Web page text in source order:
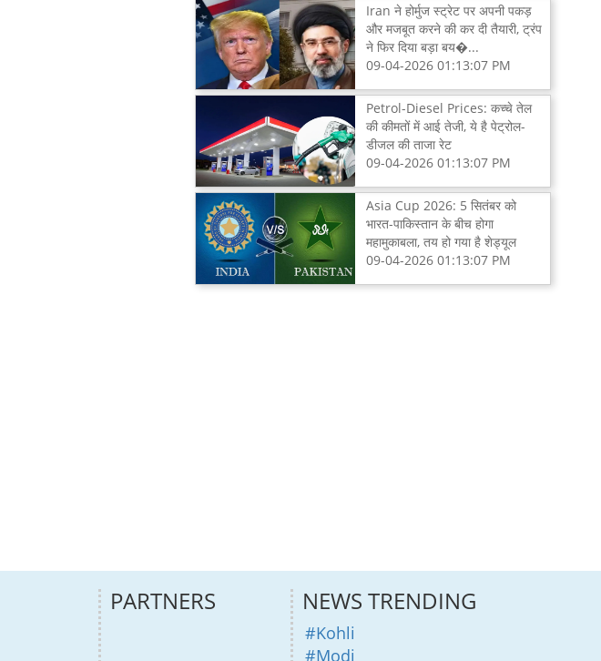
Iran ने होर्मुज स्ट्रेट पर अपनी पकड़
और मजबूत करने की कर दी तैयारी, ट्रंप
ने फिर दिया बड़ा बय�...
09-04-2026 01:13:07 PM
Petrol-Diesel Prices: कच्चे तेल
की कीमतों में आई तेजी, ये है पेट्रोल-
डीजल की ताजा रेट
09-04-2026 01:13:07 PM
Asia Cup 2026: 5 सितंबर को
भारत-पाकिस्तान के बीच होगा
महामुकाबला, तय हो गया है शेड्यूल
09-04-2026 01:13:07 PM
PARTNERS NEWS TRENDING
#Kohli
#Modi